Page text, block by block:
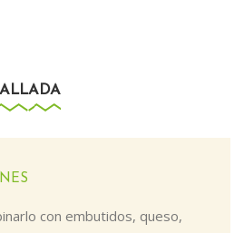
con embutidos, queso,